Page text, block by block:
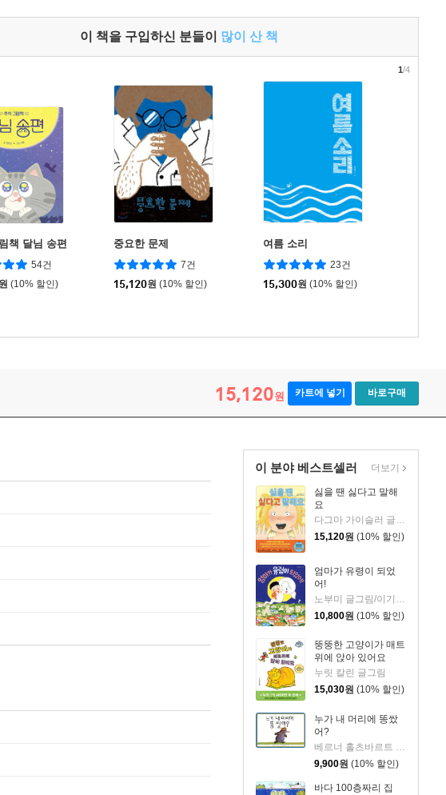
이 책을 구입하신 분들이 많이 산 책
책 달님 송편
54건
원 (10% 할인)
중요한 문제
7건
15,120원 (10% 할인)
여름 소리
23건
15,300원 (10% 할인)
1/4
15,120원 카트에 넣기 바로구매
이 분야 베스트셀러
싫을 땐 싫다고 말해
요
다그마 가이슬러 글/박소영 역
15,120원 (10% 할인)
엄마가 유령이 되었
어!
노부미 글그림/이기웅 역
10,800원 (10% 할인)
뚱뚱한 고양이가 매트
위에 앉아 있어요
누릿 칼린 글그림
15,030원 (10% 할인)
누가 내 머리에 똥쌌
어?
베르너 홀츠바르트 저/볼프 예를브루흐 그림
9,900원 (10% 할인)
바다 100층짜리 집
더보기